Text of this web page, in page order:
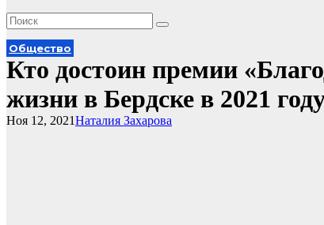
Общество
Кто достоин премии
жизни в Бердске в 2021
Наталия Захарова
Ноя 12, 2021